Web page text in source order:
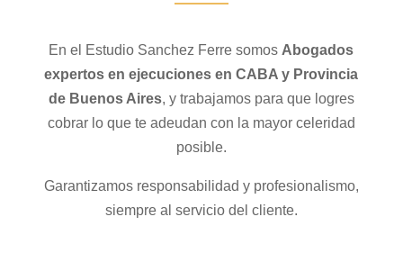
En el Estudio Sanchez Ferre somos Abogados
expertos en ejecuciones en CABA y Provincia
de Buenos Aires, y trabajamos para que logres
cobrar lo que te adeudan con la mayor celeridad
posible.
Garantizamos responsabilidad y profesionalismo,
siempre al servicio del cliente.